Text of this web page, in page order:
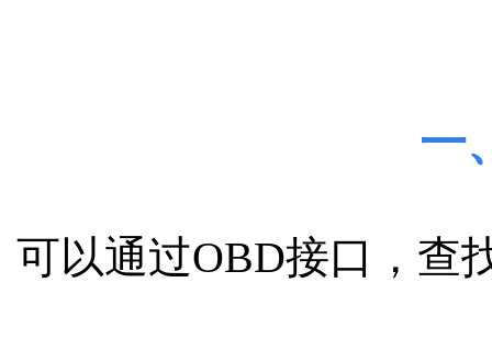
一
可以通过OBD接口，查